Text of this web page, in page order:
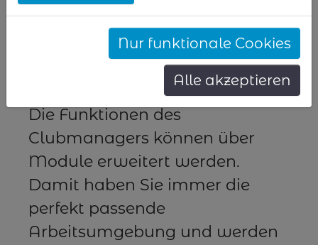
Clubmanagers
Vom lokalen Club bis zum
internationalen
Die Funktionen des
Clubmanagers können über
Module erweitert werden.
Damit haben Sie immer die
perfekt passende
Arbeitsumgebung und werden
Nur funktionale Cookies
Alle akzeptieren